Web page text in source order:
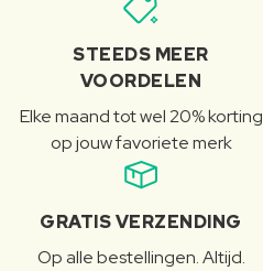
STEEDS MEER
VOORDELEN
Elke maand tot wel 20% korting
op jouw favoriete merk
GRATIS VERZENDING
Op alle bestellingen. Altijd.